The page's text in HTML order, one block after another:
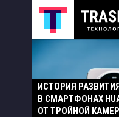
ИСТОРИЯ
В СМАРТФОНАХ
ОТ ТРОЙНОЙ